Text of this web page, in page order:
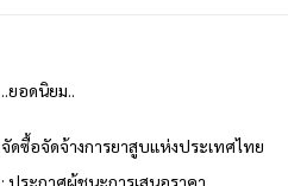
..ยอดนิยม..
จัดซื้อจัดจ้างการยาสูบแห่งประเทศไทย
: ประกาศผู้ชนะการเสนอราคา